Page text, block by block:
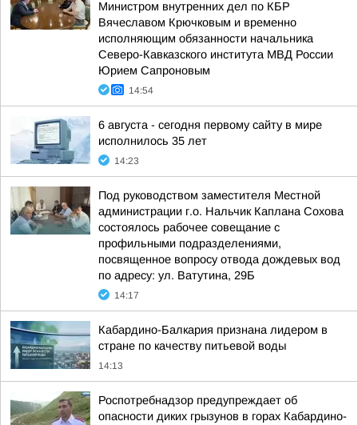
Министром внутренних дел по КБР
Вячеславом Крючковым и временно
исполняющим обязанности начальника
Северо-Кавказского института МВД России
Юрием Сапроновым
14:54
6 августа - сегодня первому сайту в мире
исполнилось 35 лет
14:23
Под руководством заместителя Местной
администрации г.о. Нальчик Каплана Сохова
состоялось рабочее совещание с
профильными подразделениями,
посвященное вопросу отвода дождевых вод
по адресу: ул. Ватутина, 29Б
14:17
Кабардино-Балкария признана лидером в
стране по качеству питьевой воды
14:13
Роспотребнадзор предупреждает об
опасности диких грызунов в горах Кабардино-